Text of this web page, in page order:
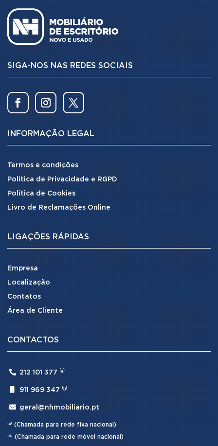
SIGA-NOS NAS REDES SOCIAIS
INFORMAÇÃO LEGAL
Termos e condições
Politica de Privacidade e RGPD
Política de Cookies
Livro de Reclamações Online
LIGAÇÕES RÁPIDAS
Empresa
Localização
Contatos
Área de Cliente
CONTACTOS
 212 101 377 ⁽ᵃ⁾
911 969 347 ⁽ᵇ⁾
 geral@nhmobiliario.pt
⁽ᵃ⁾ (Chamada para rede fixa nacional)
⁽ᵇ⁾ (Chamada para rede móvel nacional)